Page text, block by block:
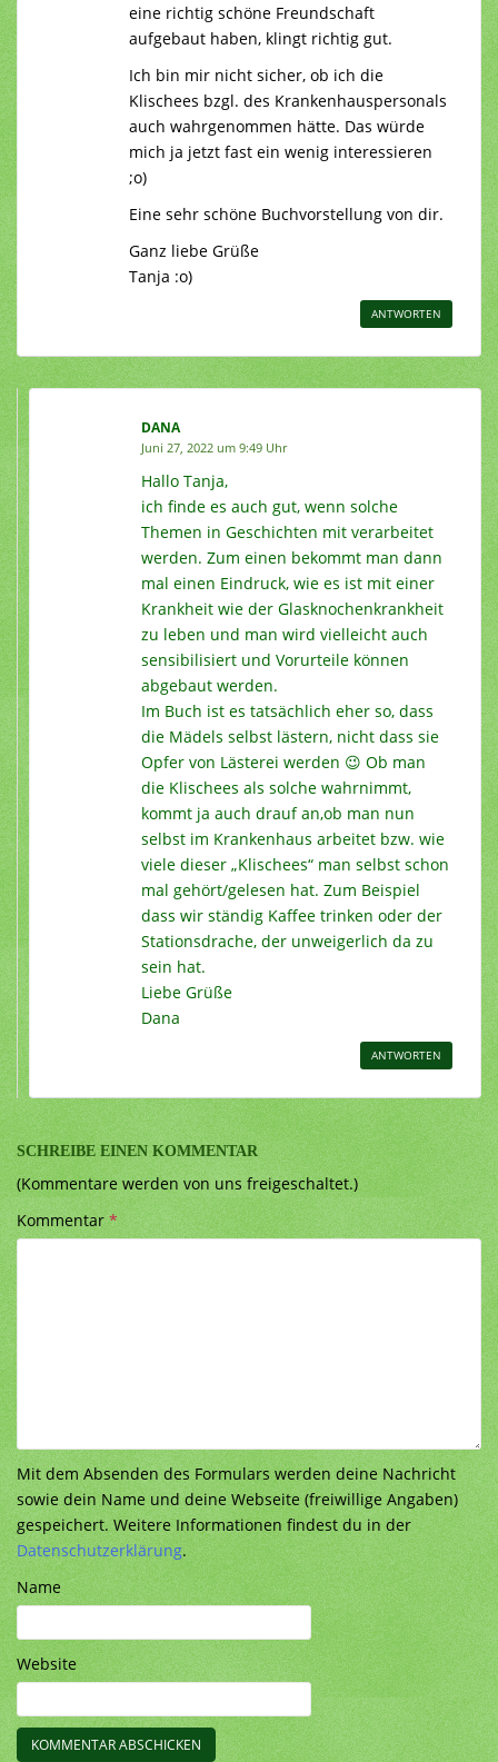
eine richtig schöne Freundschaft
aufgebaut haben, klingt richtig gut.
Ich bin mir nicht sicher, ob ich die
Klischees bzgl. des Krankenhauspersonals
auch wahrgenommen hätte. Das würde
mich ja jetzt fast ein wenig interessieren
;o)
Eine sehr schöne Buchvorstellung von dir.
Ganz liebe Grüße
Tanja :o)
ANTWORTEN
DANA
Juni 27, 2022 um 9:49 Uhr
Hallo Tanja,
ich finde es auch gut, wenn solche
Themen in Geschichten mit verarbeitet
werden. Zum einen bekommt man dann
mal einen Eindruck, wie es ist mit einer
Krankheit wie der Glasknochenkrankheit
zu leben und man wird vielleicht auch
sensibilisiert und Vorurteile können
abgebaut werden.
Im Buch ist es tatsächlich eher so, dass
die Mädels selbst lästern, nicht dass sie
Opfer von Lästerei werden 😉 Ob man
die Klischees als solche wahrnimmt,
kommt ja auch drauf an,ob man nun
selbst im Krankenhaus arbeitet bzw. wie
viele dieser „Klischees“ man selbst schon
mal gehört/gelesen hat. Zum Beispiel
dass wir ständig Kaffee trinken oder der
Stationsdrache, der unweigerlich da zu
sein hat.
Liebe Grüße
Dana
ANTWORTEN
SCHREIBE EINEN KOMMENTAR
(Kommentare werden von uns freigeschaltet.)
Kommentar*
Mit dem Absenden des Formulars werden deine Nachricht
sowie dein Name und deine Webseite (freiwillige Angaben)
gespeichert. Weitere Informationen findest du in der
Datenschutzerklärung.
Name
Website